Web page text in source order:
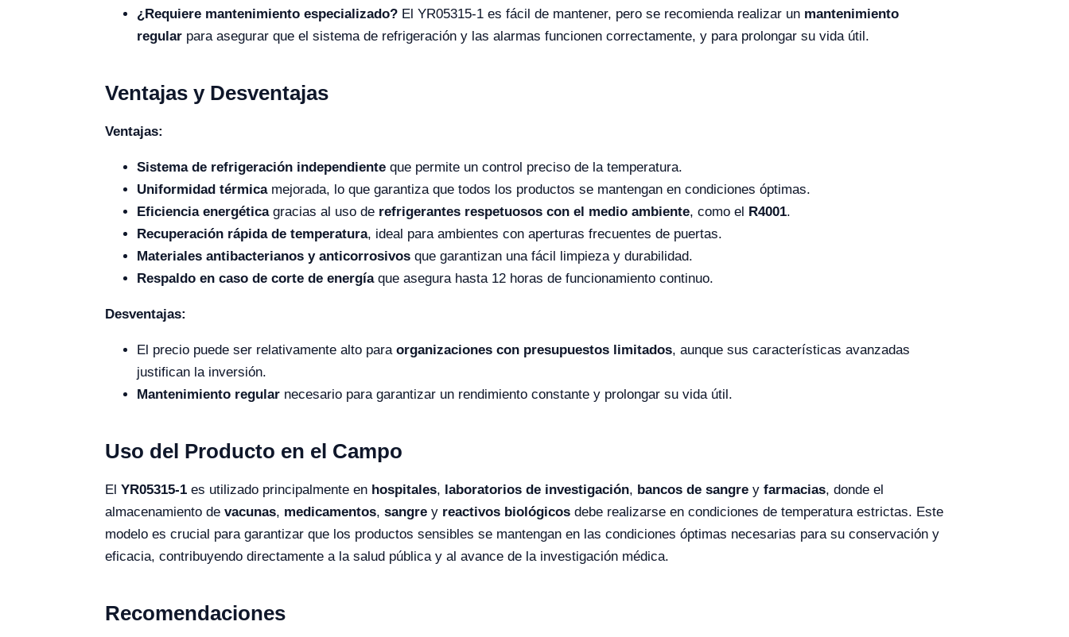
¿Requiere mantenimiento especializado? El YR05315-1 es fácil de mantener, pero se recomienda realizar un mantenimiento
regular para asegurar que el sistema de refrigeración y las alarmas funcionen correctamente, y para prolongar su vida útil.
Ventajas y Desventajas
Ventajas:
Sistema de refrigeración independiente que permite un control preciso de la temperatura.
Uniformidad térmicamejorada, lo que garantiza que todos los productos se mantengan en condiciones óptimas.
Eficiencia energéticagracias al uso de refrigerantes respetuosos con el medio ambiente, como el R4001.
Recuperación rápida de temperatura, ideal para ambientes con aperturas frecuentes de puertas.
Materiales antibacterianos y anticorrosivos que garantizan una fácil limpieza y durabilidad.
Respaldo en caso de corte de energíaque asegura hasta 12 horas de funcionamiento continuo.
Desventajas:
El precio puede ser relativamente alto para organizaciones con presupuestos limitados, aunque sus características avanzadas
justifican la inversión.
Mantenimiento regular necesario para garantizar un rendimiento constante y prolongar su vida útil.
Uso del Producto en el Campo
El YR05315-1 es utilizado principalmente en hospitales, laboratorios de investigación, bancos de sangre y farmacias, donde el
almacenamiento de vacunas, medicamentos, sangre y reactivos biológicos debe realizarse en condiciones de temperatura estrictas. Este
modelo es crucial para garantizar que los productos sensibles se mantengan en las condiciones óptimas necesarias para su conservación y
eficacia, contribuyendo directamente a la salud pública y al avance de la investigación médica.
Recomendaciones